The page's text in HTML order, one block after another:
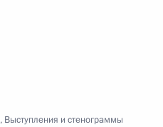
, Выступления и стенограммы